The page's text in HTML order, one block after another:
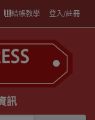
結帳教學 登入/註冊
訊